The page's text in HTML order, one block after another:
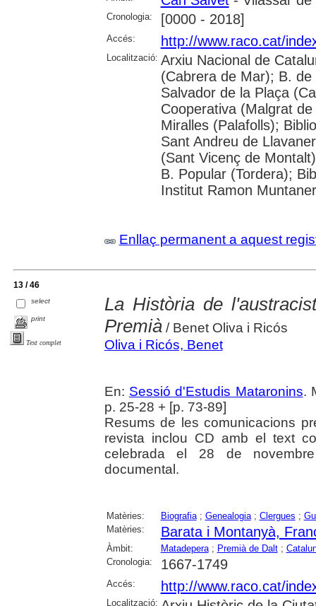
Cronologia: [0000 - 2018]
Accés: http://www.raco.cat/
Localització: Arxiu Nacional de
(Cabrera de Mar); B.
Salvador de la Plaça
Cooperativa (Malgrat
Miralles (Palafolls);
Sant Andreu de
(Sant Vicenç de
B. Popular (Tordera);
Institut Ramon
Enllaç permanent a aquest
13 / 46
select
print
Text complet
La Història de
Premià/ Benet Oliva i Ricós
Oliva i Ricós, Benet
En: Sessió d'Estudis Mataronins.
p. 25-28 + [p. 73-89]
Resums de les comunicacions
revista inclou CD amb el text
celebrada el 28 de
documental.
Matèries: Biografia; Genealogia; Clergues ;
Matèries:
Barata i Montanyà,
Àmbit: Matadepera; Premià de Dalt;
Cronologia:
1667-1749
Accés: http://www.raco.cat/
Localització: